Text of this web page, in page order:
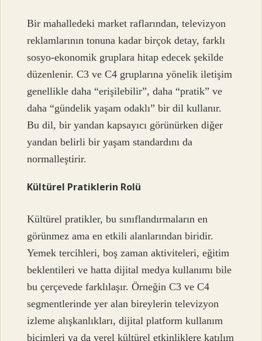
Bir mahalledeki market raflarından, televizyon
reklamlarının tonuna kadar birçok detay, farklı
sosyo-ekonomik gruplara hitap edecek şekilde
düzenlenir. C3 ve C4 gruplarına yönelik iletişim
genellikle daha “erişilebilir”, daha “pratik” ve
daha “gündelik yaşam odaklı” bir dil kullanır.
Bu dil, bir yandan kapsayıcı görünürken diğer
yandan belirli bir yaşam standardını da
normalleştirir.
Kültürel Pratiklerin Rolü
Kültürel pratikler, bu sınıflandırmaların en
görünmez ama en etkili alanlarından biridir.
Yemek tercihleri, boş zaman aktiviteleri, eğitim
beklentileri ve hatta dijital medya kullanımı bile
bu çerçevede farklılaşır. Örneğin C3 ve C4
segmentlerinde yer alan bireylerin televizyon
izleme alışkanlıkları, dijital platform kullanım
biçimleri ya da yerel kültürel etkinliklere katılım